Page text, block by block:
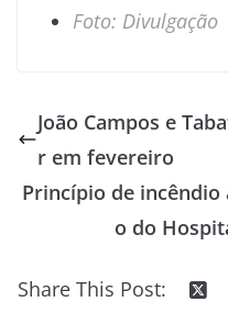
Foto: Divulgação
João Campos e
r em fevereiro
Princípio de
o do
Share This Post: